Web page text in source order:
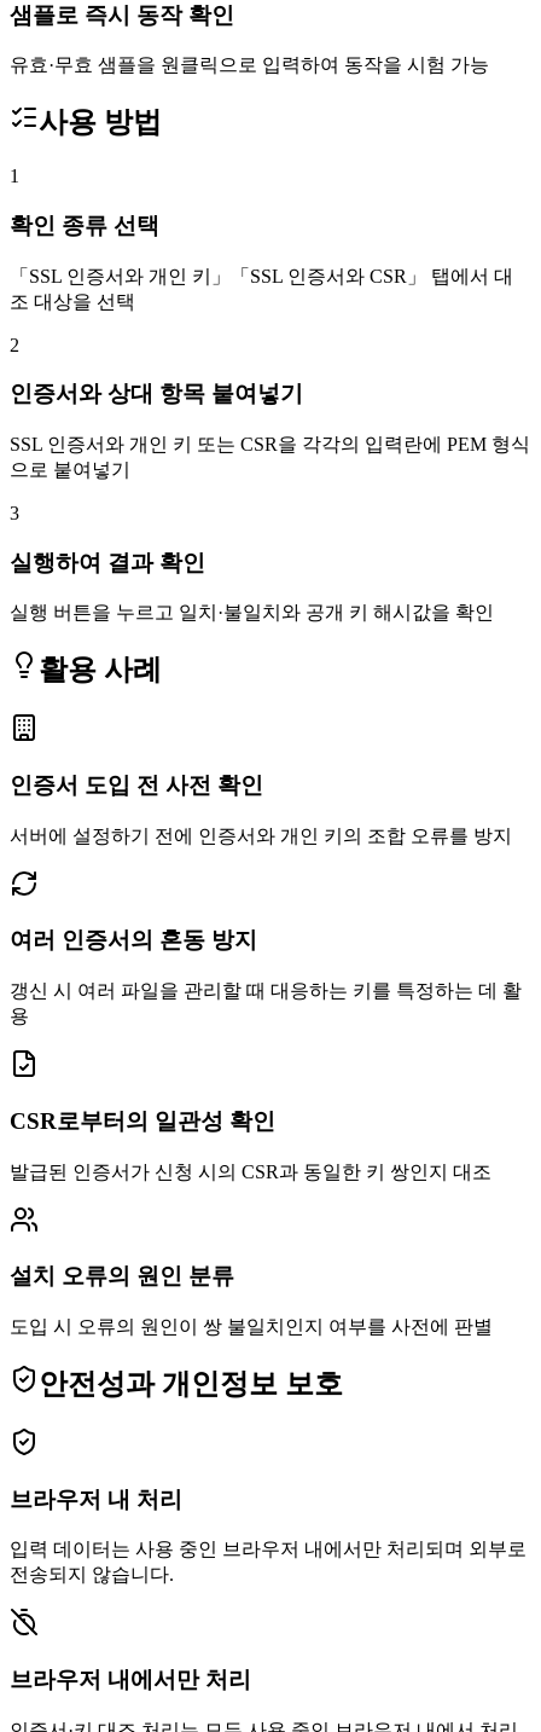
샘플로 즉시 동작 확인
유효·무효 샘플을 원클릭으로 입력하여 동작을 시험 가능
사용 방법
1
확인 종류 선택
「SSL 인증서와 개인 키」「SSL 인증서와 CSR」 탭에서 대
조 대상을 선택
2
인증서와 상대 항목 붙여넣기
SSL 인증서와 개인 키 또는 CSR을 각각의 입력란에 PEM 형식
으로 붙여넣기
3
실행하여 결과 확인
실행 버튼을 누르고 일치·불일치와 공개 키 해시값을 확인
활용 사례
인증서 도입 전 사전 확인
서버에 설정하기 전에 인증서와 개인 키의 조합 오류를 방지
여러 인증서의 혼동 방지
갱신 시 여러 파일을 관리할 때 대응하는 키를 특정하는 데 활
용
CSR로부터의 일관성 확인
발급된 인증서가 신청 시의 CSR과 동일한 키 쌍인지 대조
설치 오류의 원인 분류
도입 시 오류의 원인이 쌍 불일치인지 여부를 사전에 판별
안전성과 개인정보 보호
브라우저 내 처리
입력 데이터는 사용 중인 브라우저 내에서만 처리되며 외부로
전송되지 않습니다.
브라우저 내에서만 처리